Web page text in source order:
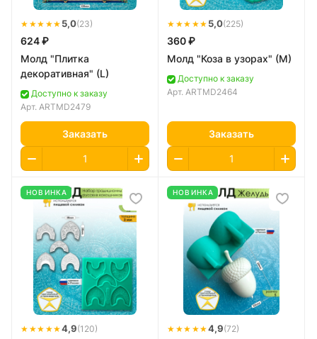
★★★★★ 5,0(23)
624 ₽
Молд "Плитка
декоративная" (L)
Доступно к заказу
Арт. ARTMD2479
Заказать
★★★★★ 5,0(225)
360 ₽
Молд "Коза в узорах" (M)
Доступно к заказу
Арт. ARTMD2464
Заказать
НОВИНКА
★★★★★4,9(120)
НОВИНКА
★★★★★4,9(72)